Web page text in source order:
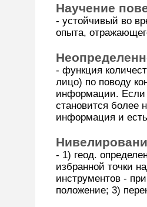
Научение
- устойчивый во
опыта,
- функция
лицо) по поводу
информации. Если
становится более
информация и
- 1) геод.
избранной точки
инструментов -
положение; 3)